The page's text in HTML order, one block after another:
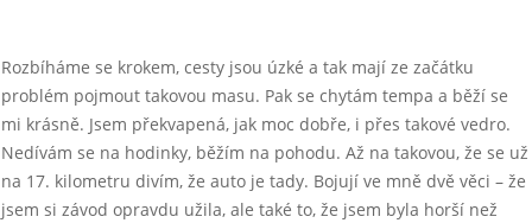
Rozbíháme se krokem, cesty jsou úzké a tak mají ze začátku
problém pojmout takovou masu. Pak se chytám tempa a běží se
mi krásně. Jsem překvapená, jak moc dobře, i přes takové vedro.
Nedívám se na hodinky, běžím na pohodu. Až na takovou, že se už
na 17. kilometru divím, že auto je tady. Bojují ve mně dvě věci – že
jsem si závod opravdu užila, ale také to, že jsem byla horší než